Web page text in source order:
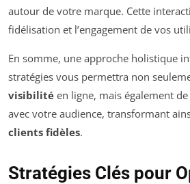
autour de votre marque. Cette
fidélisation et l’engagement de vos
En somme, une approche holistique
stratégies vous permettra non
visibilité en ligne, mais également
avec votre audience, transformant
clients fidèles.
Stratégies Clés pour